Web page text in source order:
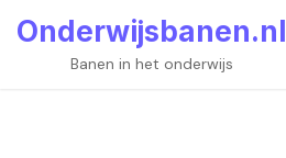
Onderwijsbanen.nl
Banen in het onderwijs